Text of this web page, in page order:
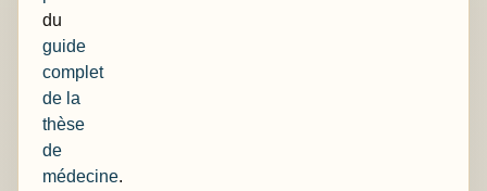
du
guide
complet
de la
thèse
de
médecine.